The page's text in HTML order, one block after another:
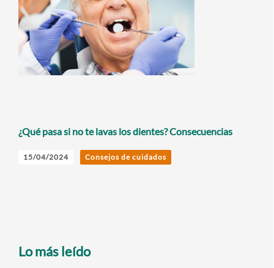
¿Qué pasa si no te lavas los dientes? Consecuencias
15/04/2024 Consejos de cuidados
Lo más leído